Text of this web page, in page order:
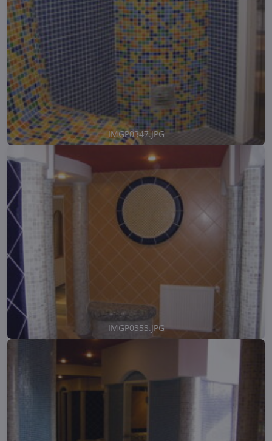
IMGP0347.JPG
IMGP0353.JPG